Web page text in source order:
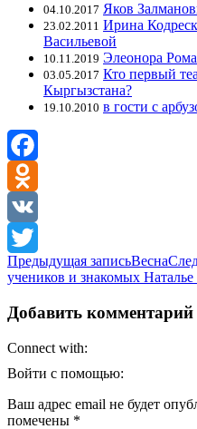
04.10.2017 Яков
23.02.2011 Ирина
Васильевой
10.11.2019 Элеонора
03.05.2017 Кто первый
Кыргызстана?
19.10.2010 в гости с
Facebook
Odnoklassniki
VK
Twitter
Навигация
по
записям
Предыдущая записьВесна
учеников и знакомых Наталье
Добавить комментарий
Connect with:
Войти с помощью:
Ваш адрес email не будет
помечены *